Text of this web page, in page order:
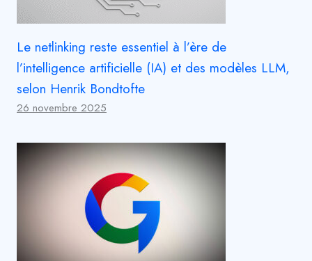
Le netlinking reste essentiel à l’ère de
l’intelligence artificielle (IA) et des modèles LLM,
selon Henrik Bondtofte
26 novembre 2025